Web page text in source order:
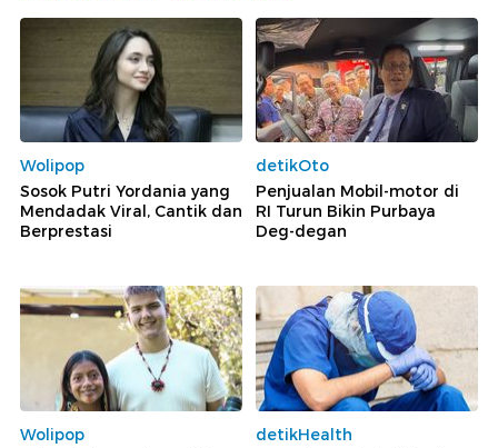
Wolipop
Sosok Putri Yordania yang
Mendadak Viral, Cantik dan
Berprestasi
detikOto
Penjualan Mobil-motor di
RI Turun Bikin Purbaya
Deg-degan
Wolipop
detikHealth